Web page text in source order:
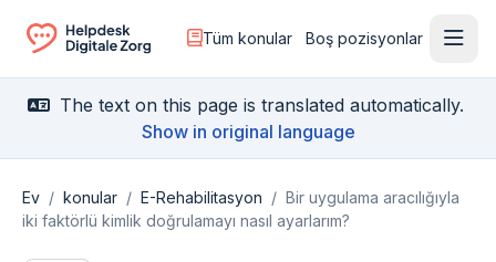
Ga naar de homepagina
Tüm konular Boş pozisyonlar
The text on this page is translated automatically.
Show in original language
Ev / konular / E-Rehabilitasyon / Bir uygulama aracılığıyla
iki faktörlü kimlik doğrulamayı nasıl ayarlarım?